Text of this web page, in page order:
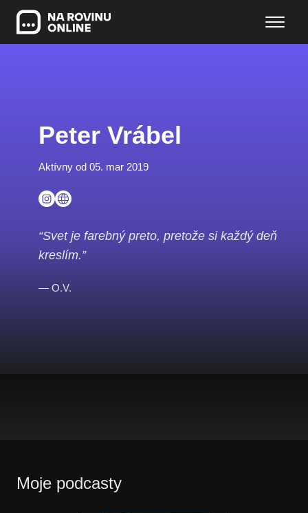
Peter Vrábel
Aktívny od 05. mar 2019
“Svet je farebný preto, pretože si každý deň
kreslím.”
— O.V.
Moje podcasty